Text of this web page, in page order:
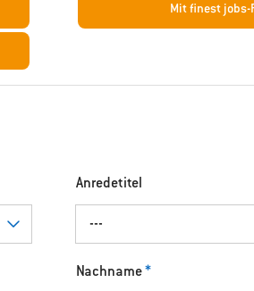
Mit finest jobs-
Anredetitel
---
Nachname*